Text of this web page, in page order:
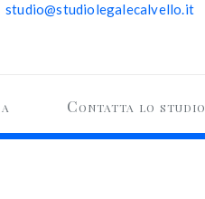
studio@studiolegalecalvello.it
Contatta lo studio